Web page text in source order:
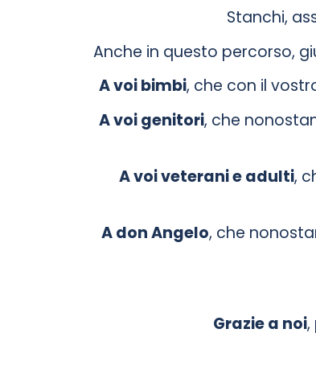
Stanchi,
Anche in questo percorso,
A voi bimbi, che con il
A voi genitori, che
A voi veterani e adulti,
A don Angelo, che
Grazie a noi,